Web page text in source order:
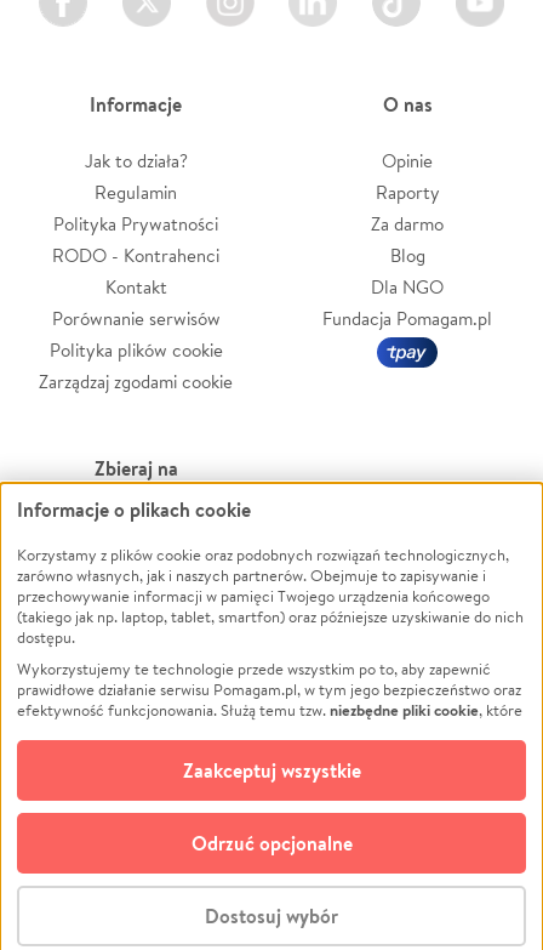
Informacje
Jak to działa?
Regulamin
Polityka Prywatności
RODO - Kontrahenci
Kontakt
Porównanie serwisów
Polityka plików cookie
Zarządzaj zgodami cookie
O nas
Opinie
Raporty
Za darmo
Blog
Dla NGO
Fundacja Pomagam.pl
Zbieraj na
Leczenie
Zwierzęta
Pożar
Ukraina
Pomoc Finansowa
Projekty
Pogrzeb
Społeczność lokalna
Kultura
Powódź
Wichura
NGO
Edukacja
Podróż
Impreza
Ochrona środowiska
Biznes
© CROWDING SP. Z O.O.
Informacje o plikach cookie
Korzystamy z plików cookie oraz podobnych rozwiązań technologicznych,
zarówno własnych, jak i naszych partnerów. Obejmuje to zapisywanie i
przechowywanie informacji w pamięci Twojego urządzenia końcowego
(takiego jak np. laptop, tablet, smartfon) oraz późniejsze uzyskiwanie do nich
dostępu.
Wykorzystujemy te technologie przede wszystkim po to, aby zapewnić
prawidłowe działanie serwisu Pomagam.pl, w tym jego bezpieczeństwo oraz
efektywność funkcjonowania. Służą temu tzw.niezbędne pliki cookie, które
opcjonalnych plików cookie
technologii do celów analitycznych i retargetingowych. Możesz wyrazić
zgodę na ich stosowanie lub jej odmówić. W dowolnym momencie masz
możliwość zmiany swoich preferencji na stronie „Zarządzaj zgodami cookie”,
do której link znajdziesz w stopce serwisu Pomagam.pl. Opcjonalne pliki
cookie wykorzystywane są w następujących celach:
działanie serwisu Pomagam.pl. Dzięki nim możemy zrozumieć, jak
użytkownicy korzystają z naszego serwisu – skąd trafiają do serwisu, jak
Dostosuj wybór
Odrzuć opcjonalne
Zaakceptuj wszystkie